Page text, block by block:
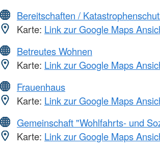
Bereitschaften /
Karte: Link zur Google Maps
Betreutes Wohnen
Karte: Link zur Google Maps
Frauenhaus
Karte: Link zur Google Maps
Gemeinschaft "Wohlfahrts- und
Karte: Link zur Google Maps